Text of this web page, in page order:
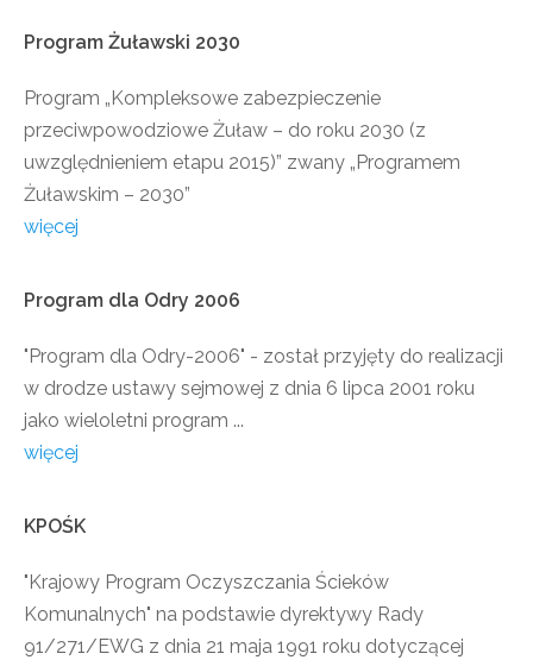
Program Żuławski 2030
Program „Kompleksowe zabezpieczenie
przeciwpowodziowe Żuław – do roku 2030 (z
uwzględnieniem etapu 2015)” zwany „Programem
Żuławskim – 2030”
więcej
Program dla Odry 2006
"Program dla Odry-2006" - został przyjęty do realizacji
w drodze ustawy sejmowej z dnia 6 lipca 2001 roku
jako wieloletni program ...
więcej
KPOŚK
"Krajowy Program Oczyszczania Ścieków
Komunalnych" na podstawie dyrektywy Rady
91/271/EWG z dnia 21 maja 1991 roku dotyczącej